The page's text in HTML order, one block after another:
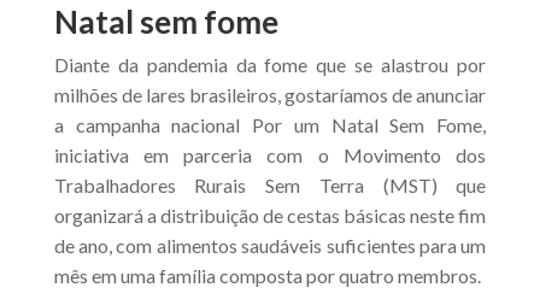
Natal sem fome
Diante da pandemia da fome que se alastrou por
milhões de lares brasileiros, gostaríamos de anunciar
a campanha nacional Por um Natal Sem Fome,
iniciativa em parceria com o Movimento dos
Trabalhadores Rurais Sem Terra (MST) que
organizará a distribuição de cestas básicas neste fim
de ano, com alimentos saudáveis suficientes para um
mês em uma família composta por quatro membros.